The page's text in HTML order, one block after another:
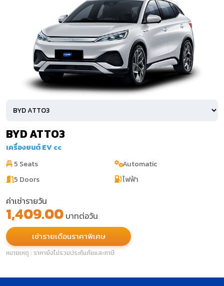
BYD ATTO3
เครื่องยนต์ EV cc
5 Seats
Automatic
5 Doors
ไฟฟ้า
ค่าเช่ารายวัน
1,409.00 บาทต่อวัน
เช่ารายเดือนราคาพิเศษ
หมายเหตุ : ราคายังไม่รวมประกันภัยและภาษี